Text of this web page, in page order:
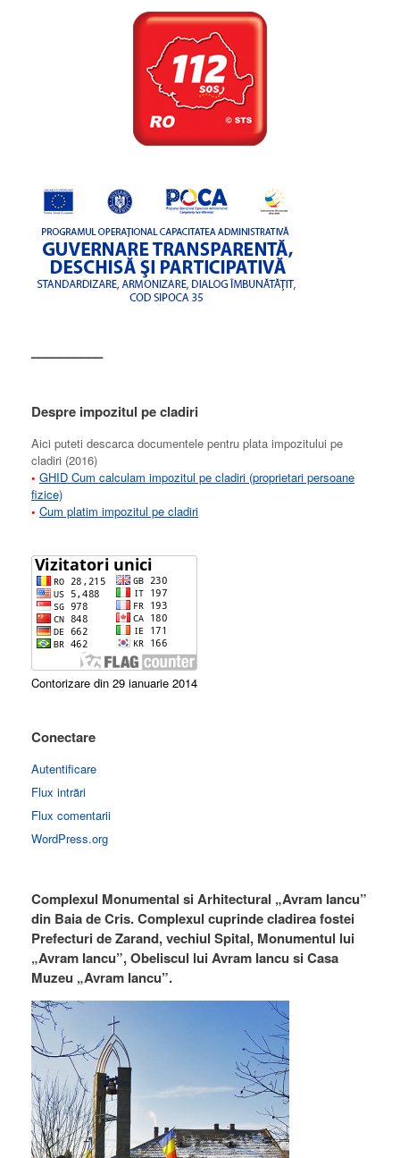
––––––––––
Despre impozitul pe cladiri
Aici puteti descarca documentele pentru plata impozitului pe
cladiri (2016)
• GHID Cum calculam impozitul pe cladiri (proprietari persoane
fizice)
• Cum platim impozitul pe cladiri
Contorizare din 29 ianuarie 2014
Conectare
Autentificare
Flux intrări
Flux comentarii
WordPress.org
Complexul Monumental si Arhitectural „Avram Iancu”
din Baia de Cris. Complexul cuprinde cladirea fostei
Prefecturi de Zarand, vechiul Spital, Monumentul lui
„Avram Iancu”, Obeliscul lui Avram Iancu si Casa
Muzeu „Avram Iancu”.